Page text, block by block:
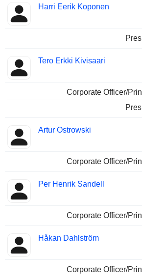
Harri Eerik Koponen
Tero Erkki Kivisaari
Corporate Officer/
Artur Ostrowski
Corporate Officer/
Per Henrik Sandell
Corporate Officer/
Håkan Dahlström
Corporate Officer/